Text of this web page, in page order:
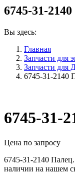
6745-31-
Вы здесь:
Главная
Запчасти для
Запчасти для
6745-31-2140
6745-31-
Цена по запросу
6745-31-2140
наличии на нашем